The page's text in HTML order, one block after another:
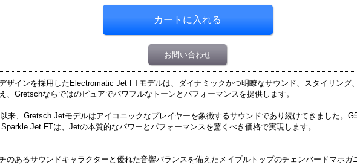
お問い合わせ
ザインを採用したElectromatic Jet FTモデルは、ダイナミックかつ明瞭なサウンド、スタイリング
、Gretschならではのピュアでパワフルなトーンとパフォーマンスを提供します。
来、Gretsch Jetモデルはアイコニックなプレイヤーを象徴するサウンドであり続けてきました。
Jet FTは、Jetの本質的なパワーとパフォーマンスを驚くべき価格で実現します。
のあるサウンドキャラクターと優れた音響バランスを備えたメイプルトップのチェンバードマホガ